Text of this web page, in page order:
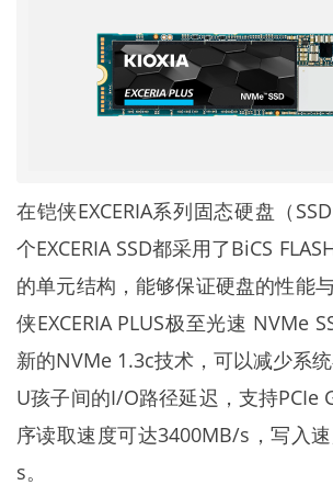
在铠侠EXCERIA系列固态硬盘（
个EXCERIA SSD都采用了BiCS
的单元结构，能够保证硬盘的性能
侠EXCERIA PLUS极至光速 NVMe
新的NVMe 1.3c技术，可以减少系
U孩子间的I/O路径延迟，支持PCIe
序读取速度可达3400MB/s，写入
s。